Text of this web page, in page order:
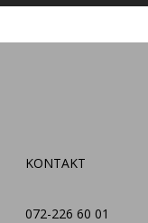
KONTAKT
072-226 60 01